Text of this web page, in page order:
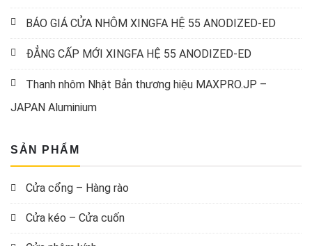
BÁO GIÁ CỬA NHÔM XINGFA HỆ 55 ANODIZED-ED
ĐẲNG CẤP MỚI XINGFA HỆ 55 ANODIZED-ED
Thanh nhôm Nhật Bản thương hiệu MAXPRO.JP –
JAPAN Aluminium
SẢN PHẨM
Cửa cổng – Hàng rào
Cửa kéo – Cửa cuốn